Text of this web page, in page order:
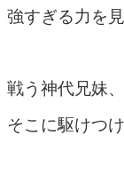
強すぎる力を
戦う神代兄妹
そこに駆けつ